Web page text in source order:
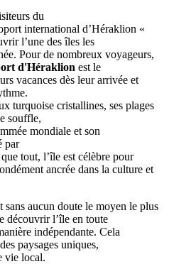
du
international d’Héraklion «
l’une des îles les
Pour de nombreux voyageurs,
d'Héraklion est le
vacances dès leur arrivée et
turquoise cristallines, ses plages
souffle,
mondiale et son
par
tout, l’île est célèbre pour
ancrée dans la culture et
sans aucun doute le moyen le plus
découvrir l’île en toute
indépendante. Cela
paysages uniques,
vie local.